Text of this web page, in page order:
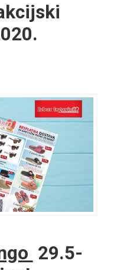
29.5-